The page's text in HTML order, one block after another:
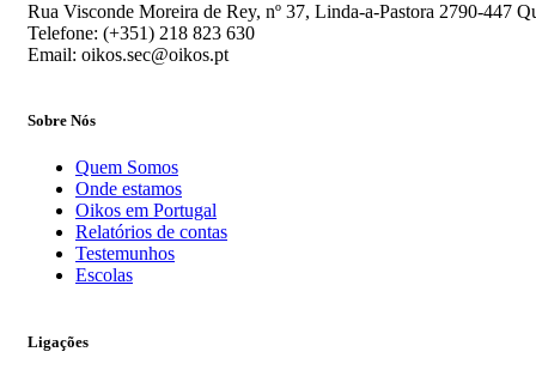
Rua Visconde Moreira de Rey, nº 37, Linda-a-Pastora 2790-447
Telefone: (+351) 218 823 630
Email: oikos.sec@oikos.pt
Sobre Nós
Quem Somos
Onde estamos
Oikos em Portugal
Relatórios de contas
Testemunhos
Escolas
Ligações